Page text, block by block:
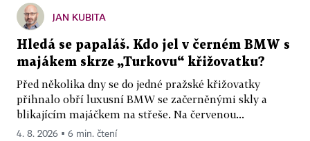
JAN KUBITA
Hledá se papaláš. Kdo jel v černém BMW s
majákem skrze „Turkovu“ křižovatku?
Před několika dny se do jedné pražské křižovatky
přihnalo obří luxusní BMW se začerněnými skly a
blikajícím majáčkem na střeše. Na červenou...
4. 8. 2026 ▪ 6 min. čtení